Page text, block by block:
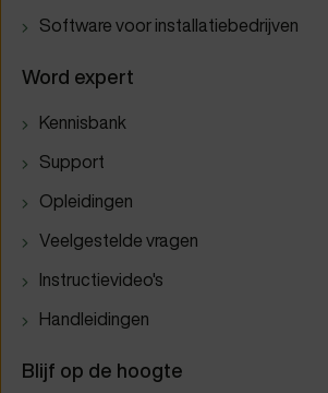
Software voor installatiebedrijven
Word expert
Kennisbank
Support
Opleidingen
Veelgestelde vragen
Instructievideo's
Handleidingen
Blijf op de hoogte